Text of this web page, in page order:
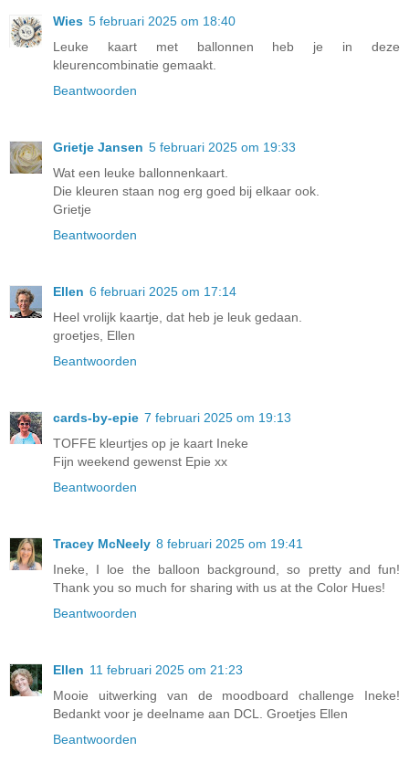
Wies 5 februari 2025 om 18:40
Leuke kaart met ballonnen heb je in deze
kleurencombinatie gemaakt.
Beantwoorden
Grietje Jansen 5 februari 2025 om 19:33
Wat een leuke ballonnenkaart.
Die kleuren staan nog erg goed bij elkaar ook.
Grietje
Beantwoorden
Ellen 6 februari 2025 om 17:14
Heel vrolijk kaartje, dat heb je leuk gedaan.
groetjes, Ellen
Beantwoorden
cards-by-epie 7 februari 2025 om 19:13
TOFFE kleurtjes op je kaart Ineke
Fijn weekend gewenst Epie xx
Beantwoorden
Tracey McNeely 8 februari 2025 om 19:41
Ineke, I loe the balloon background, so pretty and fun!
Thank you so much for sharing with us at the Color Hues!
Beantwoorden
Ellen 11 februari 2025 om 21:23
Mooie uitwerking van de moodboard challenge Ineke!
Bedankt voor je deelname aan DCL. Groetjes Ellen
Beantwoorden